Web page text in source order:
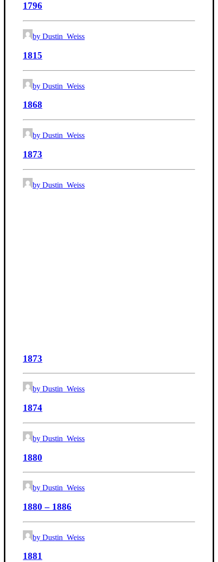
1796
by Dustin_Weiss
1815
by Dustin_Weiss
1868
by Dustin_Weiss
1873
by Dustin_Weiss
1873
by Dustin_Weiss
1874
by Dustin_Weiss
1880
by Dustin_Weiss
1880 – 1886
by Dustin_Weiss
1881